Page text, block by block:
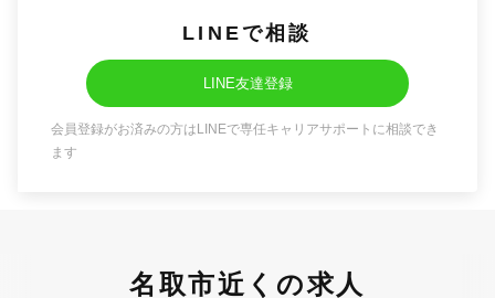
LINEで相談
LINE友達登録
会員登録がお済みの方はLINEで専任キャリアサポートに相談でき
ます
名取市近くの求人